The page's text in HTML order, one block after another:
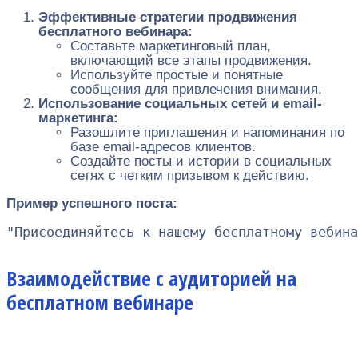
Эффективные стратегии продвижения
бесплатного вебинара:
Составьте маркетинговый план,
включающий все этапы продвижения.
Используйте простые и понятные
сообщения для привлечения внимания.
Использование социальных сетей и email-
маркетинга:
Разошлите приглашения и напоминания по
базе email-адресов клиентов.
Создайте посты и истории в социальных
сетях с четким призывом к действию.
Пример успешного поста:
Взаимодействие с аудиторией на
бесплатном вебинаре